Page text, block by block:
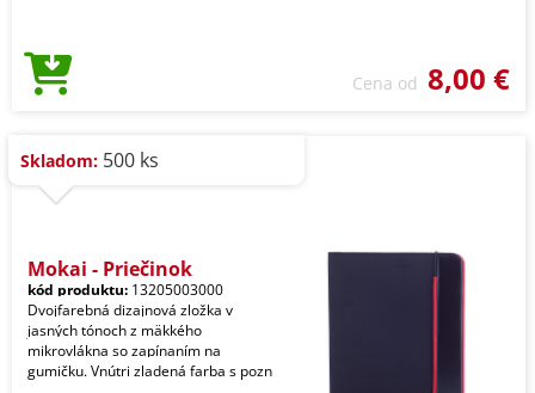
Cena od 8,00 €
Skladom: 500 ks
Mokai - Priečinok
kód produktu: 13205003000
Dvojfarebná dizajnová zložka v
jasných tónoch z mäkkého
mikrovlákna so zapínaním na
gumičku. Vnútri zladená farba s pozn